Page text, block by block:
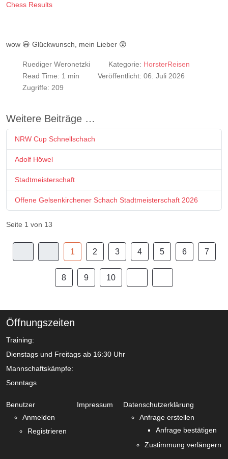
Chess Results
wow 😃 Glückwunsch, mein Lieber 😲
Ruediger Weronetzki Kategorie: HorsterReisen
Read Time: 1 min
Veröffentlicht: 06. Juli 2026
Zugriffe: 209
Weitere Beiträge …
NRW Cup Schnellschach
Adolf Höwel
Stadtmeisterschaft
Offene Gelsenkirchener Schach Stadtmeisterschaft 2026
Seite 1 von 13
1 2 3 4 5 6 7
8 9 10
Öffnungszeiten
Training:
Dienstags und Freitags ab 16:30 Uhr
Mannschaftskämpfe:
Sonntags
Benutzer
Anmelden
Registrieren
Impressum
Datenschutzerklärung
Anfrage erstellen
Anfrage bestätigen
Zustimmung verlängern